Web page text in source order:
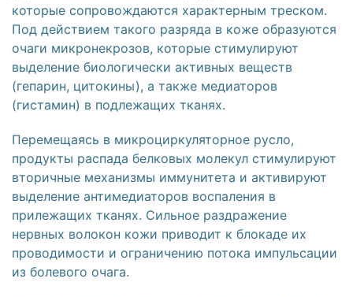
которые сопровождаются характерным треском.
Под действием такого разряда в коже образуются
очаги микронекрозов, которые стимулируют
выделение биологически активных веществ
(гепарин, цитокины), а также медиаторов
(гистамин) в подлежащих тканях.
Перемещаясь в микроциркуляторное русло,
продукты распада белковых молекул стимулируют
вторичные механизмы иммунитета и активируют
выделение антимедиаторов воспаления в
прилежащих тканях. Сильное раздражение
нервных волокон кожи приводит к блокаде их
проводимости и ограничению потока импульсации
из болевого очага.